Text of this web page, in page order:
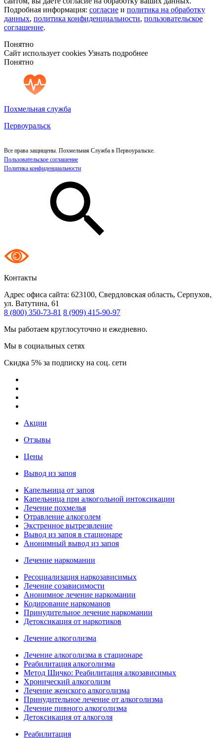
Подробная информация: согласие и политика на обработку
данных, политика конфиденциальности, пользовательское
соглашение.
Понятно
Сайт использует cookies Узнать подробнее
Понятно
Похмельная служба
Первоуральск
Все права защищены. Похмельная Служба в Первоуральске.
Пользовательское соглашение
Политика конфиденциальности
Контакты
Адрес офиса сайта: 623100, Свердловская область, Серпухов,
ул. Ватутина, 61
8 (800) 350-73-81 8 (909) 415-90-97
Мы работаем круглосуточно и ежедневно.
Мы в социальных сетях
Скидка 5% за подписку на соц. сети
Акции
Отзывы
Цены
Вывод из запоя
Капельница от запоя
Капельница при алкогольной интоксикации
Лечение похмелья
Отравление алкоголем
Экстренное вытрезвление
Вывод из запоя в стационаре
Анонимный вывод из запоя
Лечение наркомании
Ресоциализация наркозависимых
Лечение созависимости
Анонимное лечение наркомании
Кодирование наркоманов
Принудительное лечение наркомании
Детоксикация от наркотиков
Лечение алкоголизма
Лечение алкоголизма в стационаре
Реабилитация алкоголизма
Метод Шичко: Реабилитация алкозависимых
Хронический алкоголизм
Лечение женского алкоголизма
Принудительное лечение от алкоголизма
Лечение пивного алкоголизма
Детоксикация от алкоголя
Реабилитация